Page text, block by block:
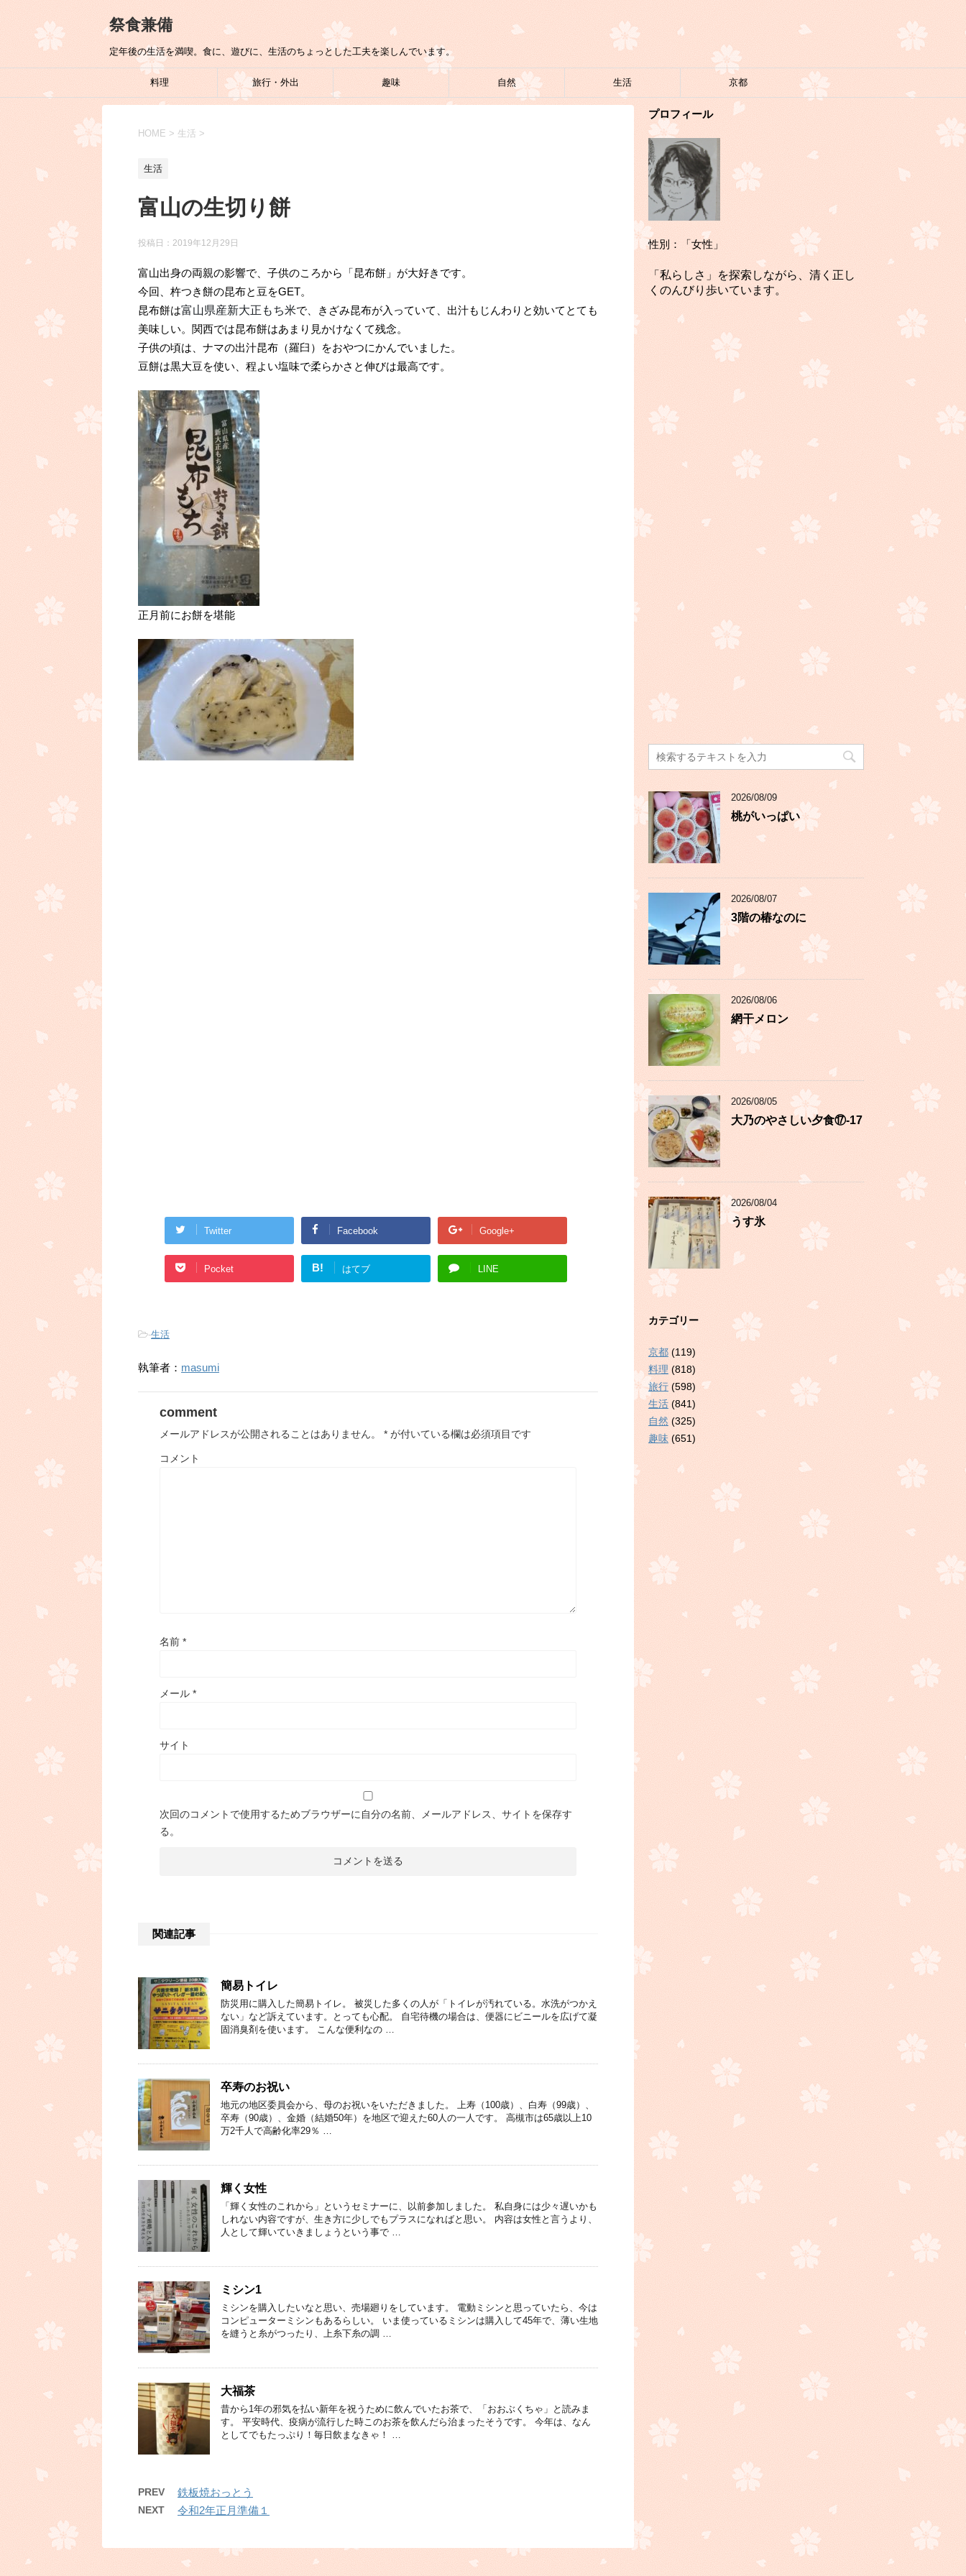
祭食兼備
定年後の生活を満喫。食に、遊びに、生活のちょっとした工夫を楽しんでいます。
料理 旅行・外出 趣味 自然 生活 京都
HOME > 生活 >
生活
富山の生切り餅
投稿日： 2019年12月29日
富山出身の両親の影響で、子供のころから「昆布餅」が大好きです。
今回、杵つき餅の昆布と豆をGET。
昆布餅は富山県産新大正もち米で、きざみ昆布が入っていて、出汁もじんわりと効いてとても
美味しい。関西では昆布餅はあまり見かけなくて残念。
子供の頃は、ナマの出汁昆布（羅臼）をおやつにかんでいました。
豆餅は黒大豆を使い、程よい塩味で柔らかさと伸びは最高です。
正月前にお餅を堪能
Twitter Facebook Google+
Pocket B! はてブ LINE
-生活
執筆者： masumi
comment
メールアドレスが公開されることはありません。 * が付いている欄は必須項目です
コメント
名前 *
メール *
サイト
次回のコメントで使用するためブラウザーに自分の名前、メールアドレス、サイトを保存す
る。
関連記事
簡易トイレ
防災用に購入した簡易トイレ。 被災した多くの人が「トイレが汚れている。水洗がつかえ
ない」など訴えています。とっても心配。 自宅待機の場合は、便器にビニールを広げて凝
固消臭剤を使います。 こんな便利なの …
卒寿のお祝い
地元の地区委員会から、母のお祝いをいただきました。 上寿（100歳）、白寿（99歳）、
卒寿（90歳）、金婚（結婚50年）を地区で迎えた60人の一人です。 高槻市は65歳以上10
万2千人で高齢化率29％ …
輝く女性
「輝く女性のこれから」というセミナーに、以前参加しました。 私自身には少々遅いかも
しれない内容ですが、生き方に少しでもプラスになればと思い。 内容は女性と言うより、
人として輝いていきましょうという事で …
ミシン1
ミシンを購入したいなと思い、売場廻りをしています。 電動ミシンと思っていたら、今は
コンピューターミシンもあるらしい。 いま使っているミシンは購入して45年で、薄い生地
を縫うと糸がつったり、上糸下糸の調 …
大福茶
昔から1年の邪気を払い新年を祝うために飲んでいたお茶で、「おおぶくちゃ」と読みま
す。 平安時代、疫病が流行した時このお茶を飲んだら治まったそうです。 今年は、なん
としてでもたっぷり！毎日飲まなきゃ！ …
PREV 鉄板焼おっとう
NEXT 令和2年正月準備１
プロフィール
性別：「女性」
「私らしさ」を探索しながら、清く正し
くのんびり歩いています。
2026/08/09
桃がいっぱい
2026/08/07
3階の椿なのに
2026/08/06
網干メロン
2026/08/05
大乃のやさしい夕食⑰-17
2026/08/04
うす氷
カテゴリー
京都 (119)
料理 (818)
旅行 (598)
生活 (841)
自然 (325)
趣味 (651)